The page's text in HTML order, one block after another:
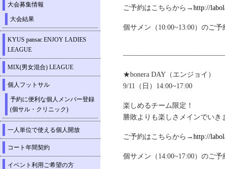
ご予約はこちらから→ http://
個サメン（10:00~13:00）のご
★bonera DAY（エンジョイ）
9/11（日）14:00~17:00
楽しめるチーム限定！
勝敗よりも楽しさメインでいき
ご予約はこちらから→ http://
個サメン（14:00~17:00）のご
大会募集情報
大会結果
KYUS pansac ENJOY LADIES
LEAGUE
MIX(男女混合) LEAGUE
個人フットサル
予約に便利な個人メンバー登録
(個サル・クリニック)
一人単位で使える個人開放
コート年間契約
イベント利用ご希望の方